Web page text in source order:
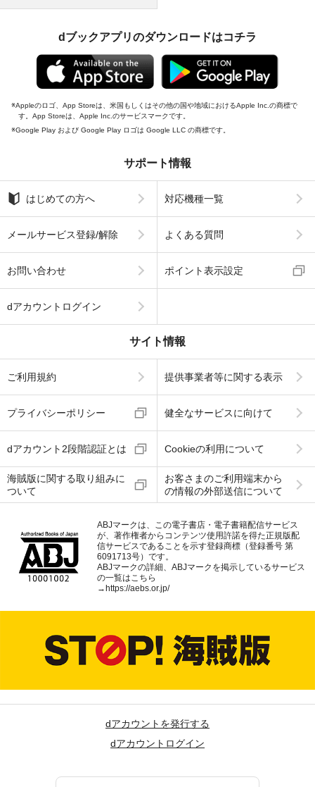
dブックアプリのダウンロードはコチラ
Appleのロゴ、App Storeは、米国もしくはその他の国や地域におけるApple Inc.の商標で
す。App Storeは、Apple Inc.のサービスマークです。
Google Play および Google Play ロゴは Google LLC の商標です。
サポート情報
はじめての方へ 対応機種一覧
メールサービス登録/解除 よくある質問
お問い合わせ ポイント表示設定
dアカウントログイン
サイト情報
ご利用規約 提供事業者等に関する表示
プライバシーポリシー 健全なサービスに向けて
dアカウント2段階認証とは Cookieの利用について
海賊版に関する取り組みに
ついて
お客さまのご利用端末から
の情報の外部送信について
ABJマークは、この電子書店・電子書籍配信サービス
が、著作権者からコンテンツ使用許諾を得た正規版配
信サービスであることを示す登録商標（登録番号 第
6091713号）です。
ABJマークの詳細、ABJマークを掲示しているサービス
の一覧はこちら
→ https://aebs.or.jp/
dアカウントを発行する
dアカウントログイン